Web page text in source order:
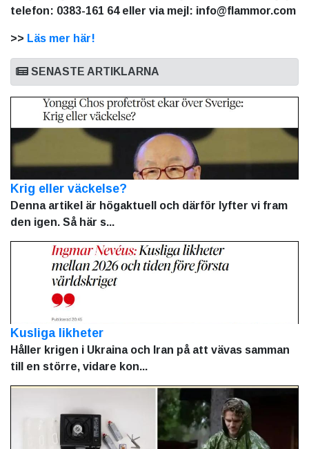
telefon: 0383-161 64 eller via mejl: info@flammor.com
>> Läs mer här!
SENASTE ARTIKLARNA
Krig eller väckelse?
Denna artikel är högaktuell och därför lyfter vi fram
den igen. Så här s...
Kusliga likheter
Håller krigen i Ukraina och Iran på att vävas samman
till en större, vidare kon...